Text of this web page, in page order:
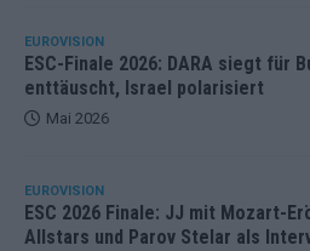
EUROVISION
ESC-Finale 2026: DARA siegt für
enttäuscht, Israel polarisiert
Mai 2026
EUROVISION
ESC 2026 Finale: JJ mit Mozart-
Allstars und Parov Stelar als